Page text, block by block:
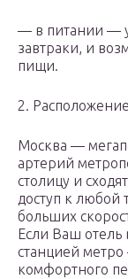
— в питании —
завтраки, и
пищи.
2.
Москва —
артерий
столицу и
доступ к
больших
Если Ваш отель
станцией метро
комфортного